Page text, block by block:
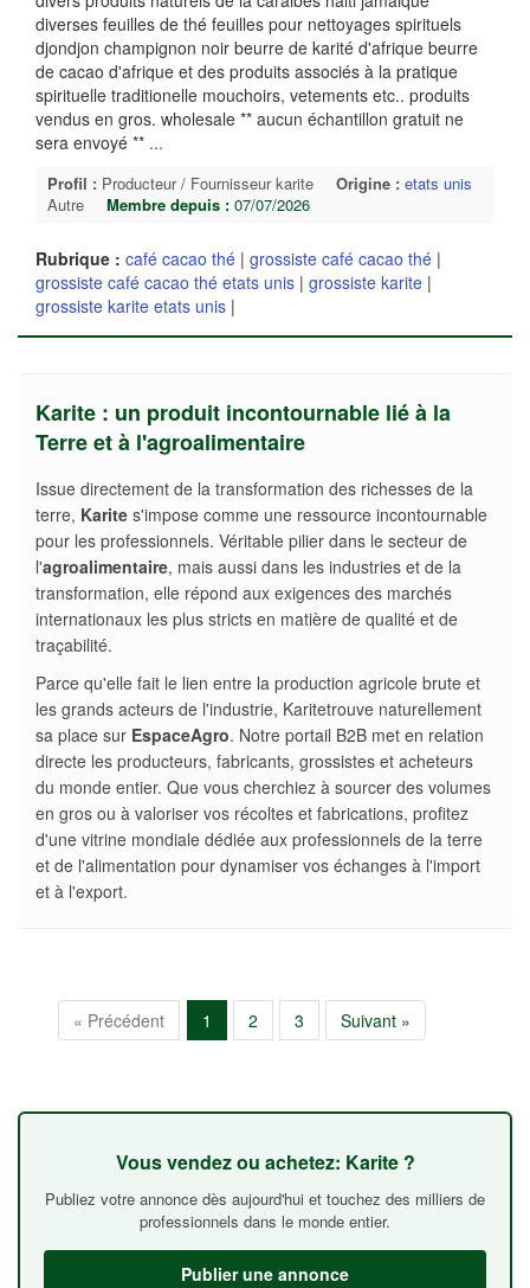
diverses feuilles de thé feuilles pour nettoyages spirituels
djondjon champignon noir beurre de karité d'afrique beurre
de cacao d'afrique et des produits associés à la pratique
spirituelle traditionelle mouchoirs, vetements etc.. produits
vendus en gros. wholesale ** aucun échantillon gratuit ne
sera envoyé ** ...
Profil : Producteur / Fournisseur karite Origine : etats unis
Autre
Membre depuis : 07/07/2026
Rubrique : café cacao thé | grossiste café cacao thé |
grossiste café cacao thé etats unis | grossiste karite |
grossiste karite etats unis |
Karite : un produit incontournable lié à la
Terre et à l'agroalimentaire
Issue directement de la transformation des richesses de la
terre, Karite s'impose comme une ressource incontournable
pour les professionnels. Véritable pilier dans le secteur de
l'agroalimentaire, mais aussi dans les industries et de la
transformation, elle répond aux exigences des marchés
internationaux les plus stricts en matière de qualité et de
traçabilité.
Parce qu'elle fait le lien entre la production agricole brute et
les grands acteurs de l'industrie, Karitetrouve naturellement
sa place sur EspaceAgro. Notre portail B2B met en relation
directe les producteurs, fabricants, grossistes et acheteurs
du monde entier. Que vous cherchiez à sourcer des volumes
en gros ou à valoriser vos récoltes et fabrications, profitez
d'une vitrine mondiale dédiée aux professionnels de la terre
et de l'alimentation pour dynamiser vos échanges à l'import
et à l'export.
« Précédent 1 2 3 Suivant »
Vous vendez ou achetez: Karite ?
Publiez votre annonce dès aujourd'hui et touchez des milliers de
professionnels dans le monde entier.
Publier une annonce